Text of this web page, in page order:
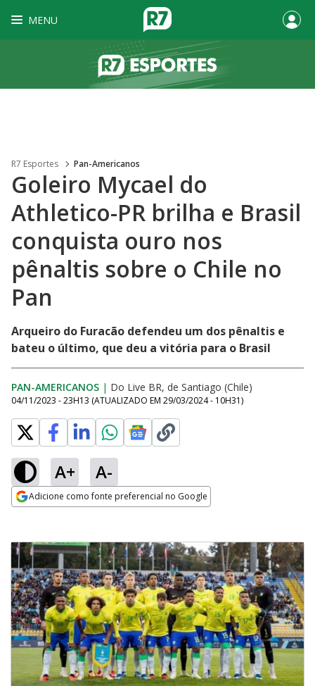
MENU
R7 Esportes Pan-Americanos
Goleiro Mycael do
Athletico-PR brilha e Brasil
conquista ouro nos
pênaltis sobre o Chile no
Pan
Arqueiro do Furacão defendeu um dos pênaltis e
bateu o último, que deu a vitória para o Brasil
PAN-AMERICANOS | Do Live BR, de Santiago (Chile)
04/11/2023 - 23H13 (ATUALIZADO EM 29/03/2024 - 10H31)
A+ A-
Adicione como fonte preferencial no Google